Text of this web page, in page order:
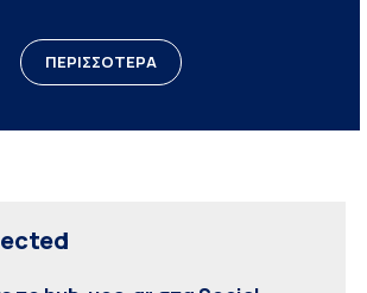
ΠΕΡΙΣΣΟΤΕΡΑ